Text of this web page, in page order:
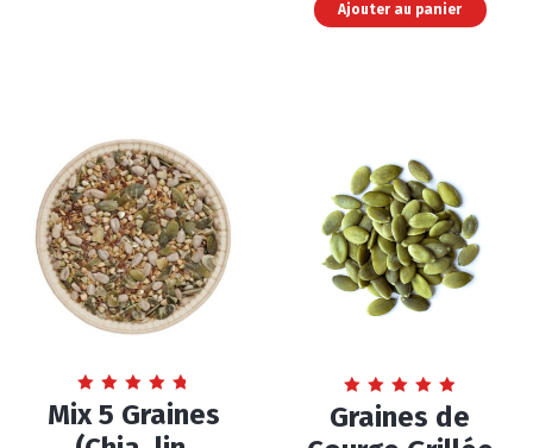
Grillée
Ajouter au panier
Note
4.80
Mix 5 Graines
4.94
Graines de